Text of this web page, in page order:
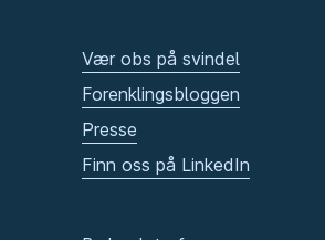
Vær obs på svindel
Forenklingsbloggen
Presse
Finn oss på LinkedIn